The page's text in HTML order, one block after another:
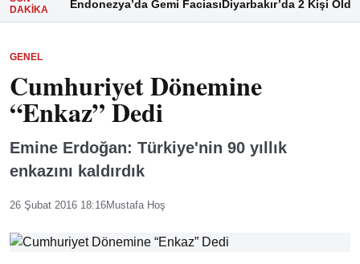
DAKIKA
Endonezya’da Gemi FaciasıDiyarbakır’da 2 Kişi Öldü
GENEL
Cumhuriyet Dönemine
“Enkaz” Dedi
Emine Erdoğan: Türkiye'nin 90 yıllık
enkazını kaldırdık
26 Şubat 2016 18:16Mustafa Hoş